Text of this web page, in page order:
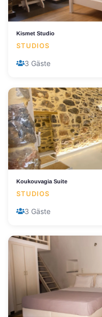
Kismet Studio
STUDIOS
3 Gäste
Koukouvagia Suite
STUDIOS
3 Gäste